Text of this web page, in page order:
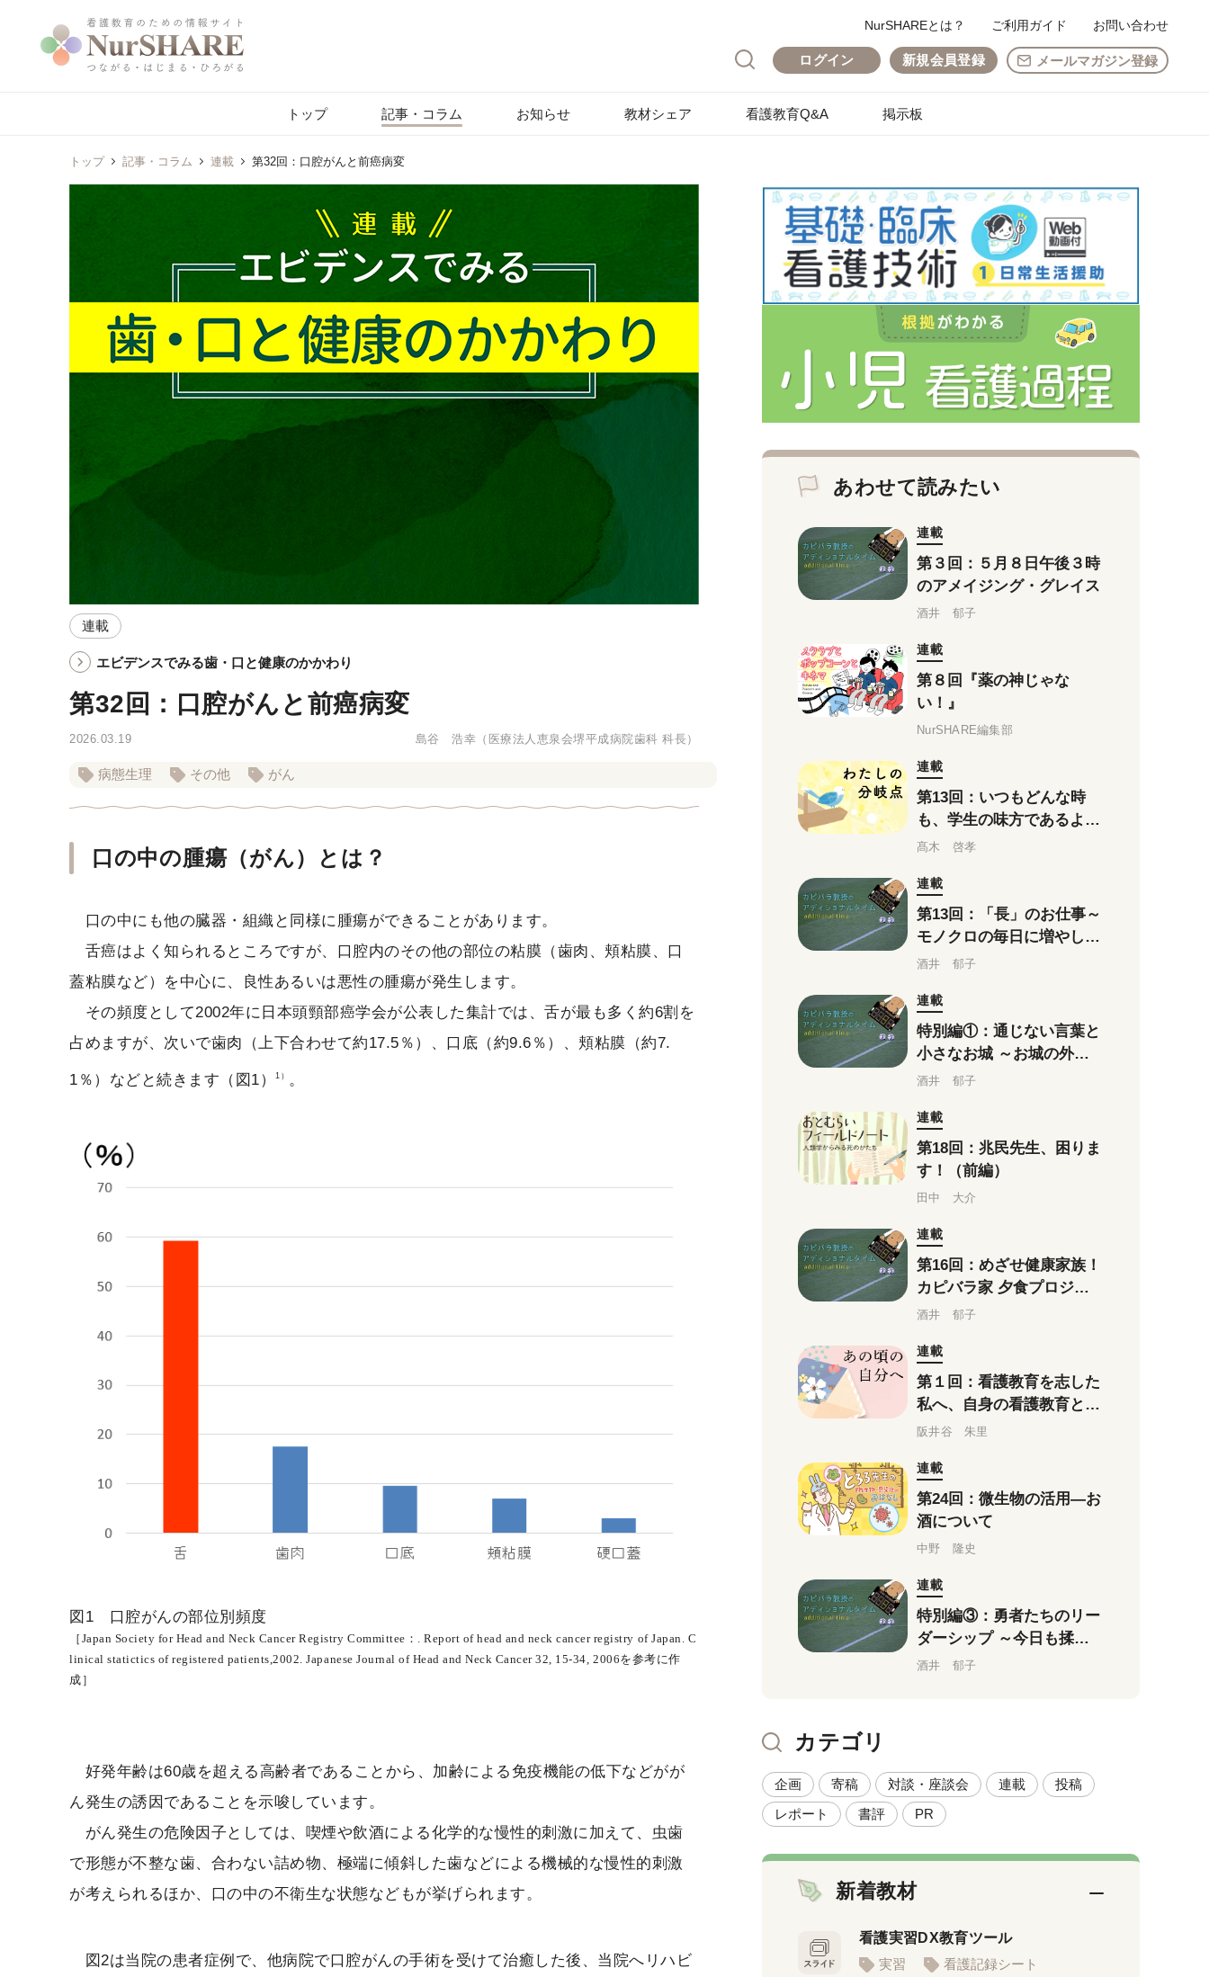
NurSHAREとは？ ご利用ガイド お問い合わせ
ログイン 新規会員登録 メールマガジン登録
トップ 記事・コラム お知らせ 教材シェア 看護教育Q&A 掲示板
トップ 記事・コラム 連載 第32回：口腔がんと前癌病変
連載
エビデンスでみる歯・口と健康のかかわり
第32回：口腔がんと前癌病変
2026.03.19 島谷 浩幸 （医療法人恵泉会堺平成病院歯科 科長）
病態生理 その他 がん
口の中の腫瘍（がん）とは？
口の中にも他の臓器・組織と同様に腫瘍ができることがあります。
舌癌はよく知られるところですが、口腔内のその他の部位の粘膜（歯肉、頬粘膜、口
蓋粘膜など）を中心に、良性あるいは悪性の腫瘍が発生します。
その頻度として2002年に日本頭頸部癌学会が公表した集計では、舌が最も多く約6割を
占めますが、次いで歯肉（上下合わせて約17.5％）、口底（約9.6％）、頬粘膜（約7.
1％）などと続きます（図1）1） 。
図1 口腔がんの部位別頻度
［Japan Society for Head and Neck Cancer Registry Committee：. Report of head and neck cancer registry of Japan. C
linical statictics of registered patients,2002. Japanese Journal of Head and Neck Cancer 32, 15-34, 2006を参考に作
成］
好発年齢は60歳を超える高齢者であることから、加齢による免疫機能の低下などがが
ん発生の誘因であることを示唆しています。
がん発生の危険因子としては、喫煙や飲酒による化学的な慢性的刺激に加えて、虫歯
で形態が不整な歯、合わない詰め物、極端に傾斜した歯などによる機械的な慢性的刺激
が考えられるほか、口の中の不衛生な状態などもが挙げられます。
図2は当院の患者症例で、他病院で口腔がんの手術を受けて治癒した後、当院へリハビ
あわせて読みたい
連載
第３回：５月８日午後３時
のアメイジング・グレイス
酒井 郁子
連載
第８回『薬の神じゃな
い！』
NurSHARE編集部
連載
第13回：いつもどんな時
も、学生の味方であるよう
に
髙木 啓孝
連載
第13回：「長」のお仕事～
モノクロの毎日に増やして
いく、きれいな彩り
酒井 郁子
連載
特別編①：通じない言葉と
小さなお城 ～お城の外に
はモンスターがいるらしい
酒井 郁子
連載
第18回：兆民先生、困りま
す！（前編）
田中 大介
連載
第16回：めざせ健康家族！
カピバラ家 夕食プロジェ
クト報告書
酒井 郁子
連載
第１回：看護教育を志した
私へ、自身の看護教育と向
き合う私へ
阪井谷 朱里
連載
第24回：微生物の活用―お
酒について
中野 隆史
連載
特別編③：勇者たちのリー
ダーシップ ～今日も揉め
ながら
酒井 郁子
カテゴリ
企画 寄稿 対談・座談会 連載
投稿
レポート
書評 PR
新着教材
看護実習DX教育ツール
実習
看護記録シート